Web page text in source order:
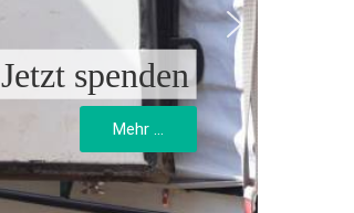
Jetzt spenden
Mehr ...